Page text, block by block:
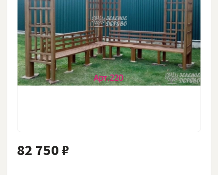
82 750 ₽